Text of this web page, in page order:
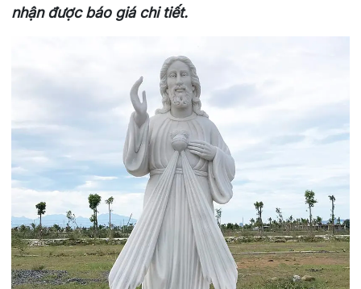
nhận được báo giá chi tiết.